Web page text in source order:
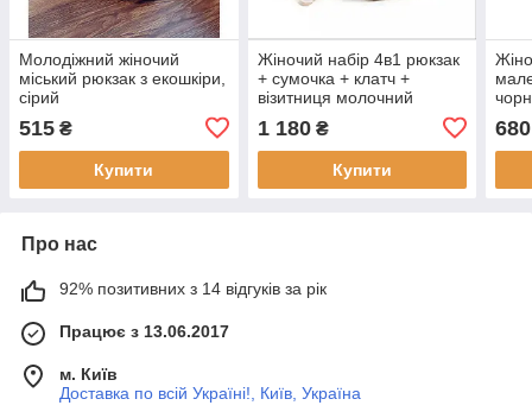
Молодіжний жіночий
міський рюкзак з екошкіри,
сірий
515 ₴
Купити
Жіночий набір 4в1 рюкзак
+ сумочка + клатч +
візитниця молочний
1 180₴
Купити
680
Про нас
92% позитивних з 14 відгуків за рік
Працює з 13.06.2017
м. Київ
Доставка по всій Україні!, Київ, Україна